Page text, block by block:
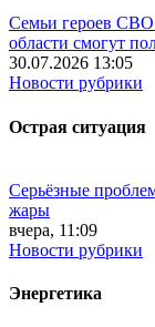
Семьи героев СВО
области смогут
30.07.2026 13:05
Новости рубрики
Острая ситуация
Серьёзные
жары
вчера, 11:09
Новости рубрики
Энергетика